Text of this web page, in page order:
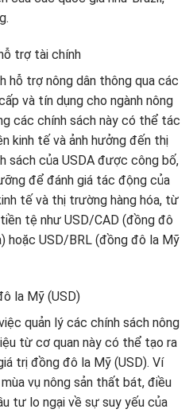
trợ tài chính
hỗ trợ nông dân thông qua các
và tín dụng cho ngành nông
các chính sách này có thể tác
kinh tế và ảnh hưởng đến thị
sách của USDA được công bố,
để đánh giá tác động của
tế và thị trường hàng hóa, từ
tệ như USD/CAD (đồng đô
hoặc USD/BRL (đồng đô la Mỹ
la Mỹ (USD)
quản lý các chính sách nông
từ cơ quan này có thể tạo ra
trị đồng đô la Mỹ (USD). Ví
vụ nông sản thất bát, điều
tư lo ngại về sự suy yếu của